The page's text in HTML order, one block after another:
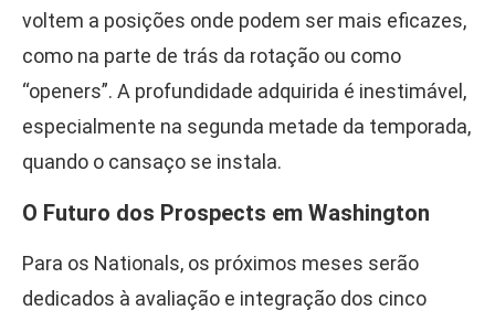
voltem a posições onde podem ser mais eficazes,
como na parte de trás da rotação ou como
“openers”. A profundidade adquirida é inestimável,
especialmente na segunda metade da temporada,
quando o cansaço se instala.
O Futuro dos Prospects em Washington
Para os Nationals, os próximos meses serão
dedicados à avaliação e integração dos cinco